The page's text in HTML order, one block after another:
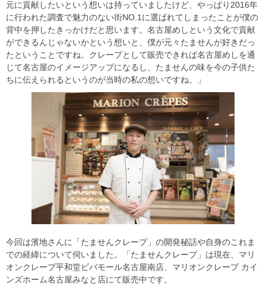
元に貢献したいという想いは持っていましたけど、やっぱり2016年
に行われた調査で魅力のない街NO.1に選ばれてしまったことが僕の
背中を押したきっかけだと思います。名古屋めしという文化で貢献
ができるんじゃないかという想いと、僕が元々たませんが好きだっ
たということですね。クレープとして販売できれば名古屋めしを通
じて名古屋のイメージアップになるし、たませんの味を今の子供た
ちに伝えられるというのが当時の私の想いですね。」
今回は濱地さんに「たませんクレープ」の開発秘話や自身のこれま
での経緯について伺いました。「たませんクレープ」は現在、マリ
オンクレープ平和堂ビバモール名古屋南店、マリオンクレープ カイ
ンズホーム名古屋みなと店にて販売中です。